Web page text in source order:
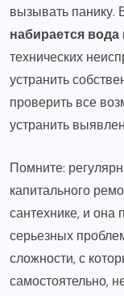
вызывать панику.
набирается вода
технических
устранить
проверить все
устранить
Помните:
капитального
сантехнике, и она
серьезных
сложности, с
самостоятельно,